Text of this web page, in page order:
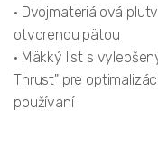
• Dvojmateriálová
otvorenou pätou
• Mäkký list s
Thrust" pre
používaní